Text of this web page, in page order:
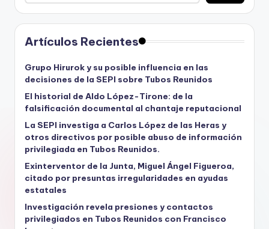
Artículos Recientes
Grupo Hirurok y su posible influencia en las
decisiones de la SEPI sobre Tubos Reunidos
El historial de Aldo López-Tirone: de la
falsificación documental al chantaje reputacional
La SEPI investiga a Carlos López de las Heras y
otros directivos por posible abuso de información
privilegiada en Tubos Reunidos.
Exinterventor de la Junta, Miguel Ángel Figueroa,
citado por presuntas irregularidades en ayudas
estatales
Investigación revela presiones y contactos
privilegiados en Tubos Reunidos con Francisco